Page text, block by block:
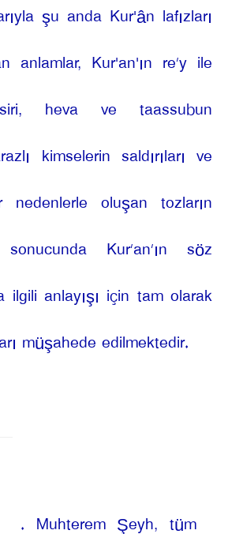
şu anda Kur'ân lafızları
anlamlar, Kur'an'ın re’y ile
heva ve taassubun
kimselerin saldırıları ve
nedenlerle oluşan tozların
Kur’an’ın söz
ilgili anlayışı için tam olarak
müşahede edilmektedir.
. Muhterem Şeyh, tüm